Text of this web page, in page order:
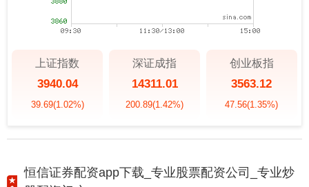
上证指数
3940.04
39.69(1.02%)
深证成指
14311.01
200.89(1.42%)
创业板指
3563.12
47.56(1.35%)
恒信证券配资app下载_专业股票配资公司_专业炒